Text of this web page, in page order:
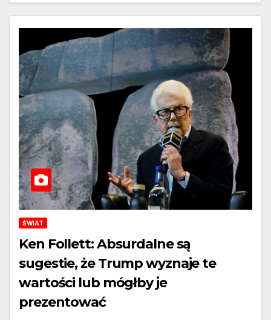
doprowadzić do upadku
światowego systemu
finansowego?
ŚWIAT
Ken Follett: Absurdalne są
sugestie, że Trump wyznaje te
wartości lub mógłby je
prezentować